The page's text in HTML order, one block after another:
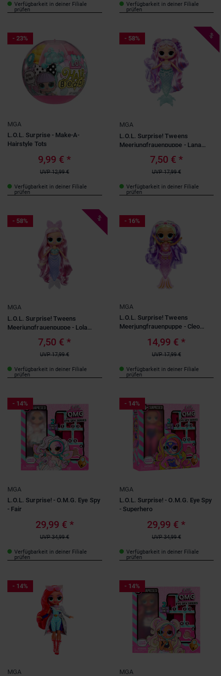
Verfügbarkeit in deiner Filiale
prüfen
Verfügbarkeit in deiner Filiale
prüfen
- 23%
MGA
L.O.L. Surprise - Make-A-
Hairstyle Tots
9,99 € *
UVP 12,99 €
Verfügbarkeit in deiner Filiale
prüfen
- 58% %
MGA
L.O.L. Surprise! Tweens
Meerjungfrauenpuppe - Lana
7,50 € *
UVP 17,99 €
Verfügbarkeit in deiner Filiale
prüfen
- 58% %
MGA
L.O.L. Surprise! Tweens
Meerjungfrauenpuppe - Lola
7,50 € *
UVP 17,99 €
Verfügbarkeit in deiner Filiale
prüfen
- 16%
MGA
L.O.L. Surprise! Tweens
Meerjungfrauenpuppe - Cleo
14,99 € *
UVP 17,99 €
Verfügbarkeit in deiner Filiale
prüfen
- 14%
MGA
L.O.L. Surprise! - O.M.G. Eye Spy
- Fair
29,99 € *
UVP 34,99 €
Verfügbarkeit in deiner Filiale
prüfen
- 14%
MGA
L.O.L. Surprise! - O.M.G. Eye Spy
- Superhero
29,99 € *
UVP 34,99 €
Verfügbarkeit in deiner Filiale
prüfen
- 14%
MGA
- 14%
MGA